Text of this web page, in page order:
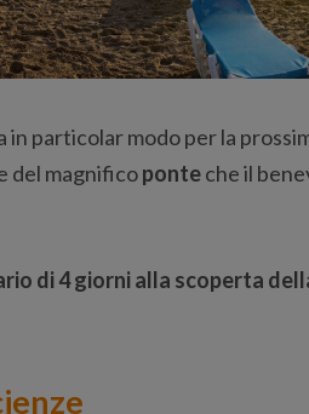
in particolar modo per la
del magnificoponteche il
di 4 giornialla scoperta